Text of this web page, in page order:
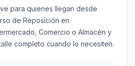
para quienes llegan desde
de Reposición en
Comercio o Almacén y
completo cuando lo necesiten.